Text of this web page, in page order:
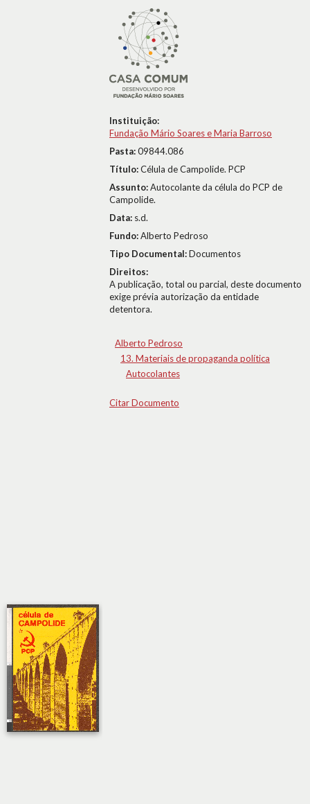
Instituição:
Fundação Mário Soares e Maria Barroso
Pasta:09844.086
Título:Célula de Campolide. PCP
Assunto:Autocolante da célula do PCP de
Campolide.
Data: s.d.
Fundo:Alberto Pedroso
Tipo Documental:Documentos
Direitos:
A publicação, total ou parcial, deste documento
exige prévia autorização da entidade
detentora.
Alberto Pedroso
13. Materiais de propaganda política
Autocolantes
Citar Documento